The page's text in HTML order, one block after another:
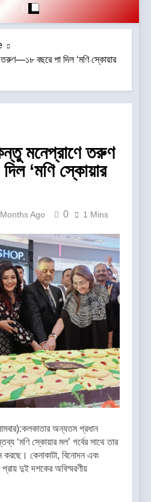
বছরে পা দিল ‘মণি স্কোয়ার
মনেপ্রাণে তরুণ
‘মণি স্কোয়ার
Ago 0 1 Mins
অন্যতম প্রধান
‘মণি স্কোয়ার মল’ গর্বের সাথে তার
করছে। কেনাকাটা, বিনোদন এবং
প্রায় দুই দশকের অবিস্মরণীয়